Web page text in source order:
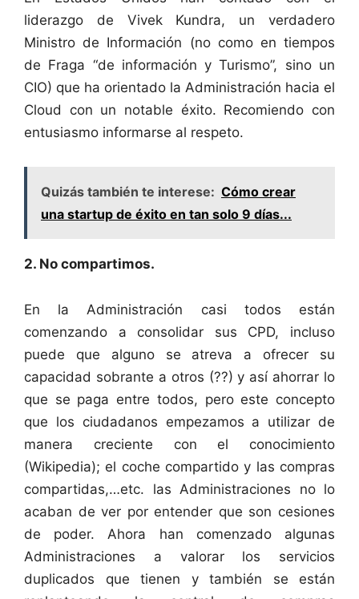
liderazgo de Vivek Kundra, un verdadero
Ministro de Información (no como en tiempos
de Fraga “de información y Turismo”, sino un
CIO) que ha orientado la Administración hacia el
Cloud con un notable éxito. Recomiendo con
entusiasmo informarse al respeto.
Quizás también te interese: Cómo crear
una startup de éxito en tan solo 9 días...
2. No compartimos.
En la Administración casi todos están
comenzando a consolidar sus CPD, incluso
puede que alguno se atreva a ofrecer su
capacidad sobrante a otros (??) y así ahorrar lo
que se paga entre todos, pero este concepto
que los ciudadanos empezamos a utilizar de
manera creciente con el conocimiento
(Wikipedia); el coche compartido y las compras
compartidas,…etc. las Administraciones no lo
acaban de ver por entender que son cesiones
de poder. Ahora han comenzado algunas
Administraciones a valorar los servicios
duplicados que tienen y también se están